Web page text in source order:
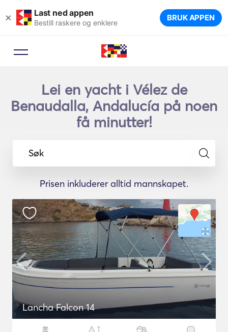
× Last ned appen
Bestill raskere og enklere BRUK APPEN
Lei en yacht i Vélez de
Benaudalla, Andalucía på noen
få minutter!
Søk
Prisen inkluderer alltid mannskapet.
Lancha Falcon 14